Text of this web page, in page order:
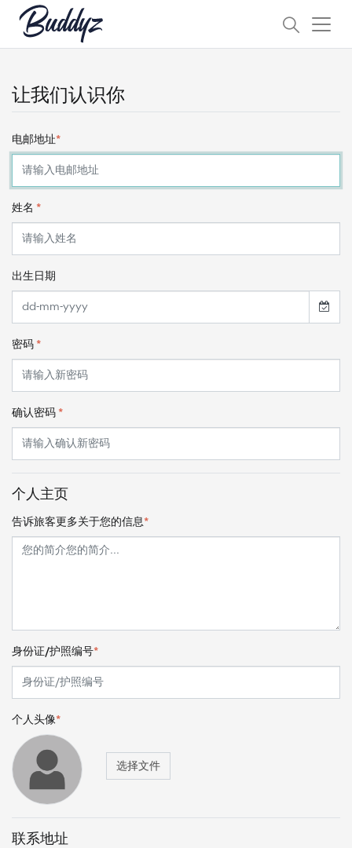
让我们认识你
电邮地址*
姓名 *
出生日期
密码 *
确认密码 *
个人主页
告诉旅客更多关于您的信息*
身份证/护照编号*
个人头像*
选择文件
联系地址